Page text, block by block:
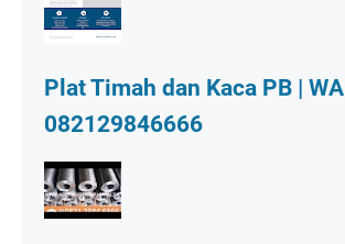
Plat Timah dan Kaca PB | WA
082129846666